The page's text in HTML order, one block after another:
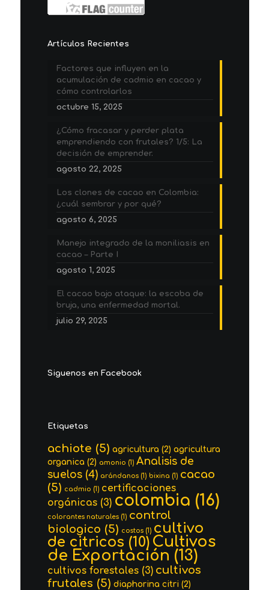
Artículos Recientes
Factores que influyen en la
acumulación de cadmio en cacao y
cómo controlarlos
octubre 15, 2025
¿Cómo fracasar y perder plata
emprendiendo con frutales? 1/5: La
decisión de emprender.
agosto 22, 2025
Los clones de cacao en Colombia:
¿cuál sembrar y por qué?
agosto 6, 2025
Manejo integrado de la moniliasis en
cacao – Parte I
agosto 1, 2025
El cacao bajo ataque: la escoba de
bruja, una enfermedad mortal.
julio 29, 2025
Siguenos en Facebook
Etiquetas
achiote (5) agricultura (2) agricultura
organica (2) amonio (1) Analisis de
suelos(4) arándanos(1) bixina (1) cacao
(5) cadmio (1) certificaciones
orgánicas(3) colombia (16)
colorantes naturales(1) control
biologico (5) costos(1) cultivo
de citricos (10) Cultivos
de Exportación (13)
cultivos forestales(3) cultivos
frutales (5) diaphorina citri (2)